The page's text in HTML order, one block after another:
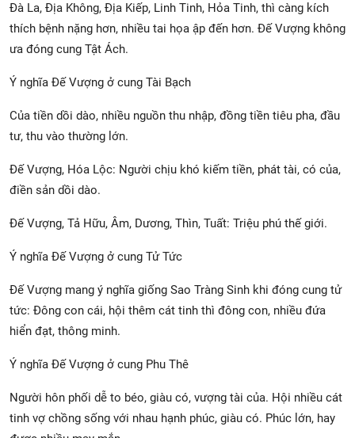
Đà La, Địa Không, Địa Kiếp, Linh Tinh, Hỏa Tinh, thì càng kích
thích bệnh nặng hơn, nhiều tai họa ập đến hơn. Đế Vượng không
ưa đóng cung Tật Ách.
Ý nghĩa Đế Vượng ở cung Tài Bạch
Của tiền dồi dào, nhiều nguồn thu nhập, đồng tiền tiêu pha, đầu
tư, thu vào thường lớn.
Đế Vượng, Hóa Lộc: Người chịu khó kiếm tiền, phát tài, có của,
điền sản dồi dào.
Đế Vượng, Tả Hữu, Âm, Dương, Thìn, Tuất: Triệu phú thế giới.
Ý nghĩa Đế Vượng ở cung Tử Tức
Đế Vượng mang ý nghĩa giống Sao Tràng Sinh khi đóng cung tử
tức: Đông con cái, hội thêm cát tinh thì đông con, nhiều đứa
hiển đạt, thông minh.
Ý nghĩa Đế Vượng ở cung Phu Thê
Người hôn phối dễ to béo, giàu có, vượng tài của. Hội nhiều cát
tinh vợ chồng sống với nhau hạnh phúc, giàu có. Phúc lớn, hay